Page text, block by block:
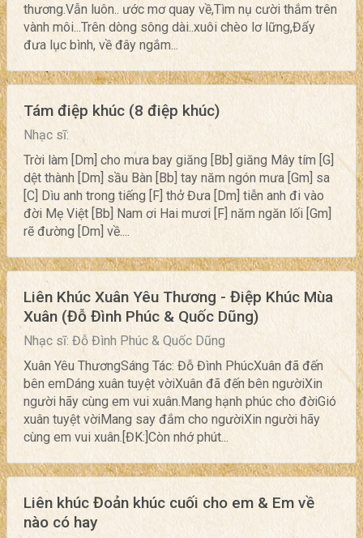
thương.Vẫn luôn.. ước mơ quay về,Tìm nụ cười thắm trên
vành môi...Trên dòng sông dài..xuôi chèo lơ lững,Đẩy
đưa lục bình, về đây ngắm...
Tám điệp khúc (8 điệp khúc)
Nhạc sĩ:
Trời làm [Dm] cho mưa bay giăng [Bb] giăng Mây tím [G]
dệt thành [Dm] sầu Bàn [Bb] tay năm ngón mưa [Gm] sa
[C] Dìu anh trong tiếng [F] thở Đưa [Dm] tiễn anh đi vào
đời Mẹ Việt [Bb] Nam ơi Hai mươi [F] năm ngăn lối [Gm]
rẽ đường [Dm] về....
Liên Khúc Xuân Yêu Thương - Điệp Khúc Mùa
Xuân (Đỗ Đình Phúc & Quốc Dũng)
Nhạc sĩ: Đỗ Đình Phúc & Quốc Dũng
Xuân Yêu ThươngSáng Tác: Đỗ Đình PhúcXuân đã đến
bên emDáng xuân tuyệt vờiXuân đã đến bên ngườiXin
người hãy cùng em vui xuân.Mang hạnh phúc cho đờiGió
xuân tuyệt vờiMang say đắm cho ngườiXin người hãy
cùng em vui xuân.[ĐK:]Còn nhớ phút...
Liên khúc Đoản khúc cuối cho em & Em về
nào có hay